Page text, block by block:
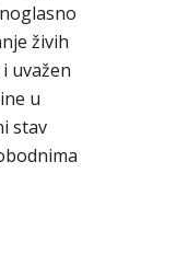
živih
uvažen
u
stav